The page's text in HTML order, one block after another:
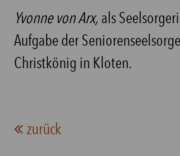
Yvonne von Arx, als
Aufgabe der
Christkönig in Kloten.
zurück